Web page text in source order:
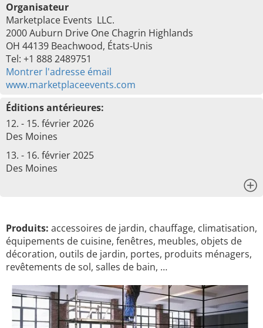
Organisateur
Marketplace Events LLC.
2000 Auburn Drive One Chagrin Highlands
OH 44139 Beachwood, États-Unis
Tel: +1 888 2489751
Montrer l'adresse émail
www.marketplaceevents.com
Éditions antérieures:
12. - 15. février 2026
Des Moines
13. - 16. février 2025
Des Moines
Produits: accessoires de jardin, chauffage, climatisation,
équipements de cuisine, fenêtres, meubles, objets de
décoration, outils de jardin, portes, produits ménagers,
revêtements de sol, salles de bain, …